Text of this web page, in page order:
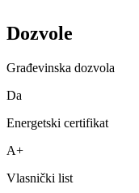
Dozvole
Građevinska dozvola
Da
Energetski certifikat
A+
Vlasnički list